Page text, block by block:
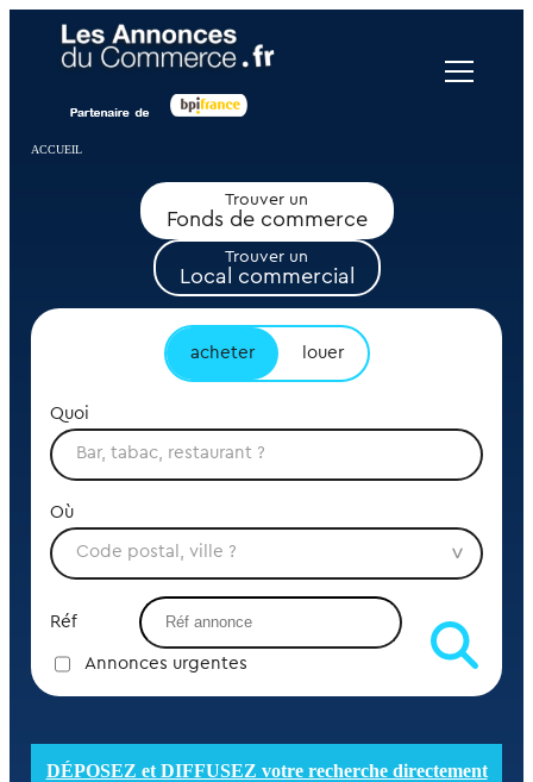
ACCUEIL
Trouver un
Fonds de commerce
Trouver un
Local commercial
acheter louer
Quoi
Où
Réf
Annonces urgentes
DÉPOSEZ et DIFFUSEZ votre recherche directement
Panneau de gestion des cookies